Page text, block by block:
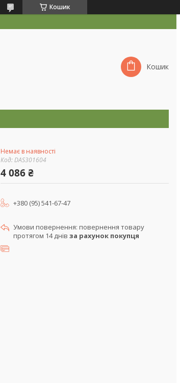
Кошик
Кошик
Немає в наявності
Код:DAS301604
4 086 ₴
+380 (95) 541-67-47
повернення товару
протягом 14 днів за рахунок покупця